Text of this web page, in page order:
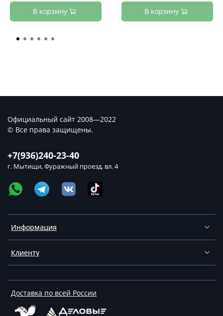
В корзину В корзину
Информация
Клиенту
Доставка по всей России
+7(936)240-23-40
г. Мытищи, Фуражный проезд, вл. 4
Официальный сайт 2008—2022
© Все права защищены.